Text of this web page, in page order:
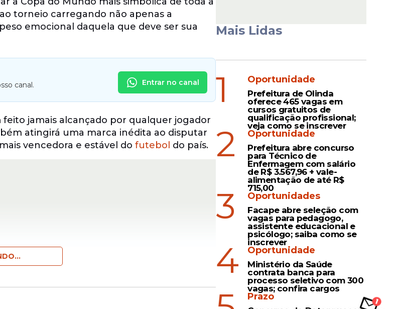
torneio carregando não apenas a
emocional daquela que deve ser sua
canal. Entrar no canal
feito jamais alcançado por qualquer jogador
atingirá uma marca inédita ao disputar
vencedora e estável do futebol do país.
Mais Lidas
1 Oportunidade
Prefeitura de Olinda
oferece 465 vagas em
cursos gratuitos de
qualificação profissional;
veja como se inscrever
2 Oportunidade
Prefeitura abre concurso
para Técnico de
Enfermagem com salário
de R$ 3.567,96 + vale-
alimentação de até R$
715,00
3 Oportunidades
Facape abre seleção com
vagas para pedagogo,
assistente educacional e
psicólogo; saiba como se
inscrever
4 Oportunidade
Ministério da Saúde
contrata banca para
processo seletivo com 300
vagas; confira cargos
Prazo